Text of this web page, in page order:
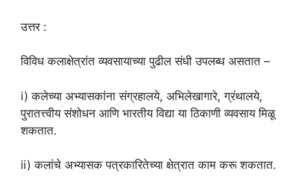
उत्तर :
विविध कलाक्षेत्रांत व्यवसायाच्या पुढील संधी उपलब्ध असतात –
i) कलेच्या अभ्यासकांना संग्रहालये, अभिलेखागारे, ग्रंथालये,
पुरातत्त्वीय संशोधन आणि भारतीय विद्या या ठिकाणी व्यवसाय मिळू
शकतात.
ii) कलांचे अभ्यासक पत्रकारितेच्या क्षेत्रात काम करू शकतात.